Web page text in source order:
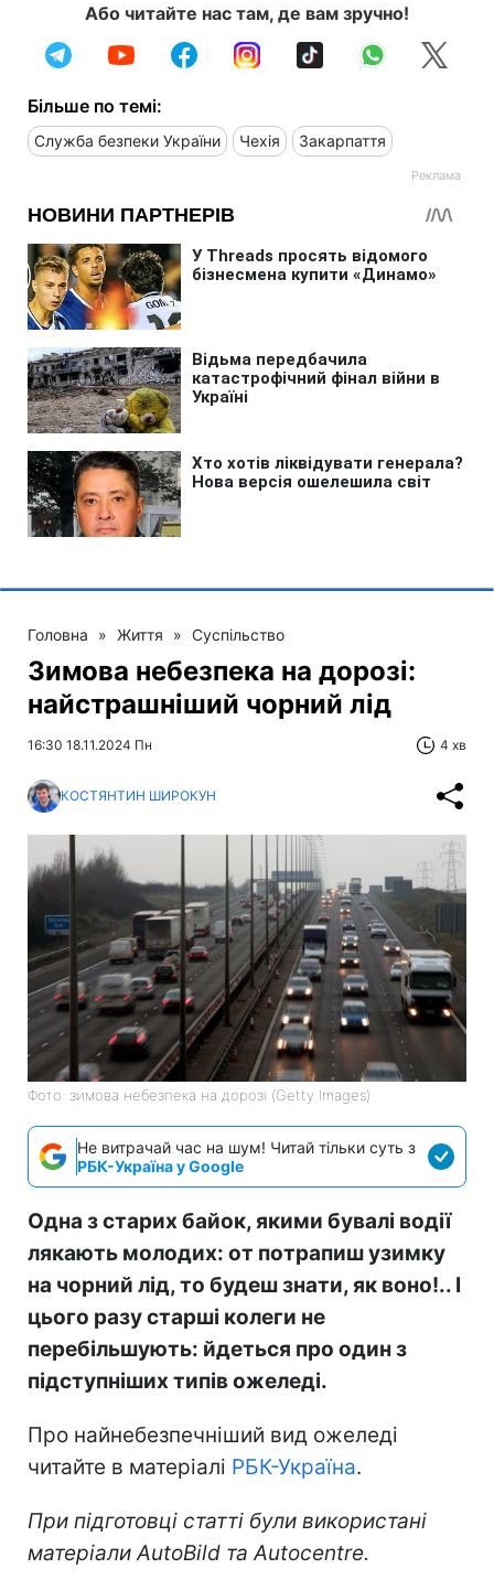
Або читайте нас там, де вам зручно!
Більше по темі:
Служба безпеки України Чехія Закарпаття
Головна » Життя » Суспільство
Зимова небезпека на дорозі:
найстрашніший чорний лід
16:30 18.11.2024 Пн 4 хв
КОСТЯНТИН ШИРОКУН
Фото: зимова небезпека на дорозі (Getty Images)
Не витрачай час на шум! Читай тільки суть з
РБК-Україна у Google
Одна з старих байок, якими бувалі водії
лякають молодих: от потрапиш узимку
на чорний лід, то будеш знати, як воно!.. І
цього разу старші колеги не
перебільшують: йдеться про один з
підступніших типів ожеледі.
Про найнебезпечніший вид ожеледі
читайте в матеріалі РБК-Україна.
При підготовці статті були використані
матеріали AutoBild та Autоcentre.